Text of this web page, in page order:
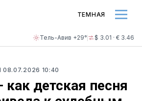
Тель-Авив +29° $ 3.01 · € 3.46
ТЕМНАЯ
08.07.2026 10:40
детская песня